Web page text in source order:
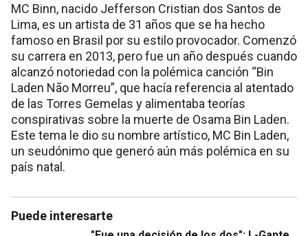
MC Binn, nacido Jefferson Cristian dos Santos de
Lima, es un artista de 31 años que se ha hecho
famoso en Brasil por su estilo provocador. Comenzó
su carrera en 2013, pero fue un año después cuando
alcanzó notoriedad con la polémica canción “Bin
Laden Não Morreu”, que hacía referencia al atentado
de las Torres Gemelas y alimentaba teorías
conspirativas sobre la muerte de Osama Bin Laden.
Este tema le dio su nombre artístico, MC Bin Laden,
un seudónimo que generó aún más polémica en su
país natal.
Puede interesarte